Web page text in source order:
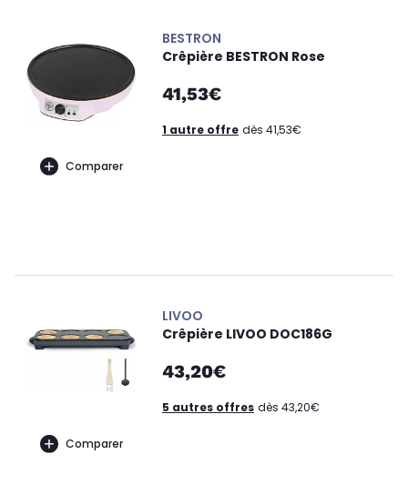
Comparer
BESTRON
Crêpière BESTRON Rose
41,53€
1 autre offre dès 41,53€
Comparer
LIVOO
Crêpière LIVOO DOC186G
43,20€
5 autres offres dès 43,20€